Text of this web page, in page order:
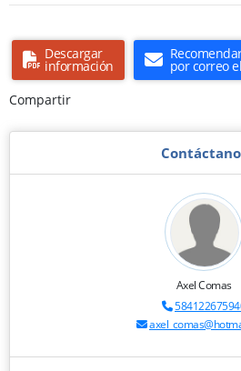
Descargar
información
por correo
Compartir
Axel Comas